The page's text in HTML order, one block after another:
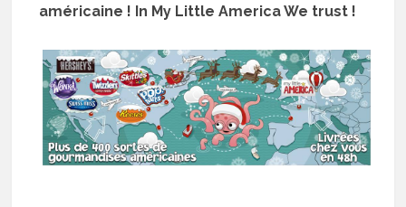
américaine ! In My Little America We trust !